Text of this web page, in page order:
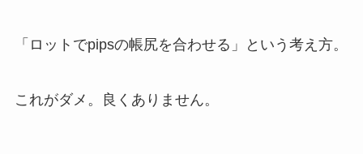
「ロットでpipsの帳尻を合わせる」という考え方。
これがダメ。良くありません。